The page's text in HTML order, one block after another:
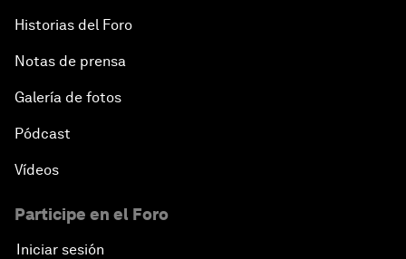
Historias del Foro
Notas de prensa
Galería de fotos
Pódcast
Vídeos
Participe en el Foro
Iniciar sesión